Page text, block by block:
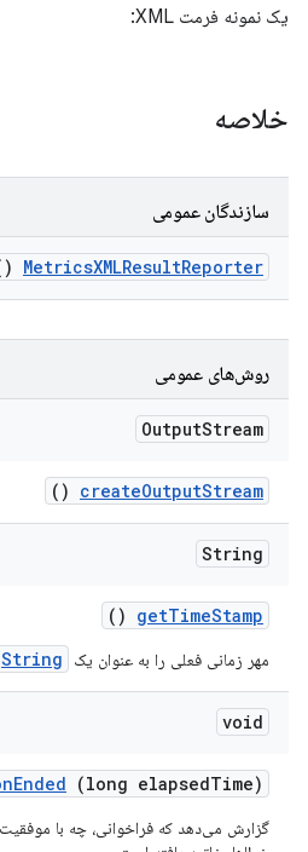
یک نمونه فرمت XML:
خلاصه
سازندگان عمومی
MetricsXMLResultReporter
روش‌های عمومی
OutputStream
createOutputStream
()
String
getTimeStamp
()
مهر زمانی فعلی را به عنوان یک String
void
Ended (long elapsedTime)
گزارش می‌دهد که فراخوانی، چه با